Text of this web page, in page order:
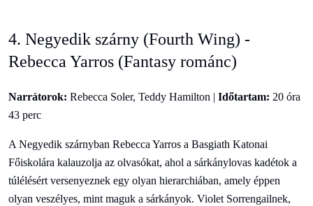
4. Negyedik szárny (Fourth Wing) -
Rebecca Yarros (Fantasy románc)
Narrátorok: Rebecca Soler, Teddy Hamilton | Időtartam: 20 óra
43 perc
A Negyedik szárnyban Rebecca Yarros a Basgiath Katonai
Főiskolára kalauzolja az olvasókat, ahol a sárkánylovas kadétok a
túlélésért versenyeznek egy olyan hierarchiában, amely éppen
olyan veszélyes, mint maguk a sárkányok. Violet Sorrengailnek,